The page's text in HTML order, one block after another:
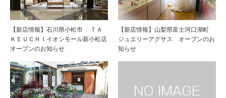
【新店情報】石川県小松市 ＴＡ
ＫＥＵＣＨＩイオンモール新小松店
オープンのお知らせ
【新店情報】山梨県富士河口湖町
ジュエリーアグサス オープンのお
知らせ